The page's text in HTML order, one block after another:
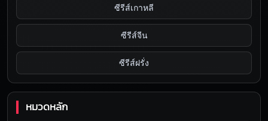
ซีรีส์เกาหลี
ซีรีส์จีน
ซีรีส์ฝรั่ง
หมวดหลัก